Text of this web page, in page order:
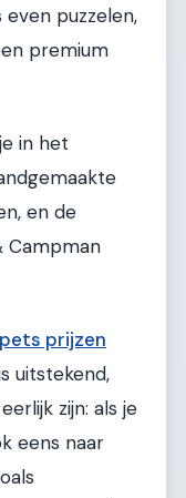
puzzelen,
premium
in het
en de
Campman
prijzen
uitstekend,
zijn: als je
eens naar